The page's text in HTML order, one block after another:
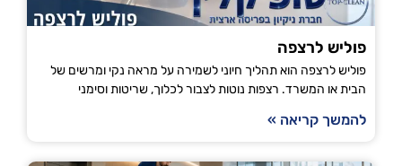
פוליש לרצפה
פוליש לרצפה הוא תהליך חיוני לשמירה על מראה נקי ומרשים של
הבית או המשרד. רצפות נוטות לצבור לכלוך, שריטות וסימני
להמשך קריאה »